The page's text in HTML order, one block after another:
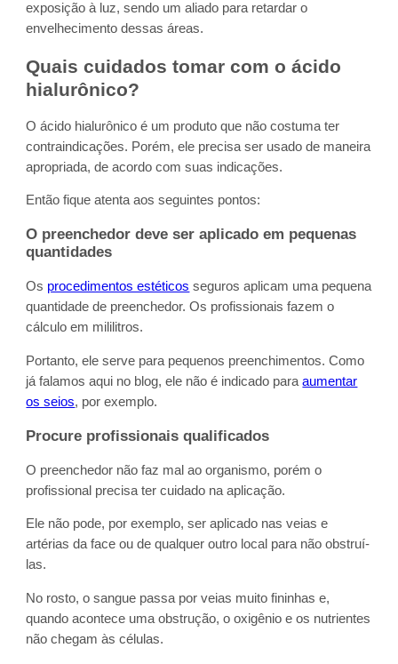
exposição à luz, sendo um aliado para retardar o
envelhecimento dessas áreas.
Quais cuidados tomar com o ácido
hialurônico?
O ácido hialurônico é um produto que não costuma ter
contraindicações. Porém, ele precisa ser usado de maneira
apropriada, de acordo com suas indicações.
Então fique atenta aos seguintes pontos:
O preenchedor deve ser aplicado em pequenas
quantidades
Os procedimentos estéticos seguros aplicam uma pequena
quantidade de preenchedor. Os profissionais fazem o
cálculo em mililitros.
Portanto, ele serve para pequenos preenchimentos. Como
já falamos aqui no blog, ele não é indicado paraaumentar
os seios, por exemplo.
Procure profissionais qualificados
O preenchedor não faz mal ao organismo, porém o
profissional precisa ter cuidado na aplicação.
Ele não pode, por exemplo, ser aplicado nas veias e
artérias da face ou de qualquer outro local para não obstruí-
las.
No rosto, o sangue passa por veias muito fininhas e,
quando acontece uma obstrução, o oxigênio e os nutrientes
não chegam às células.